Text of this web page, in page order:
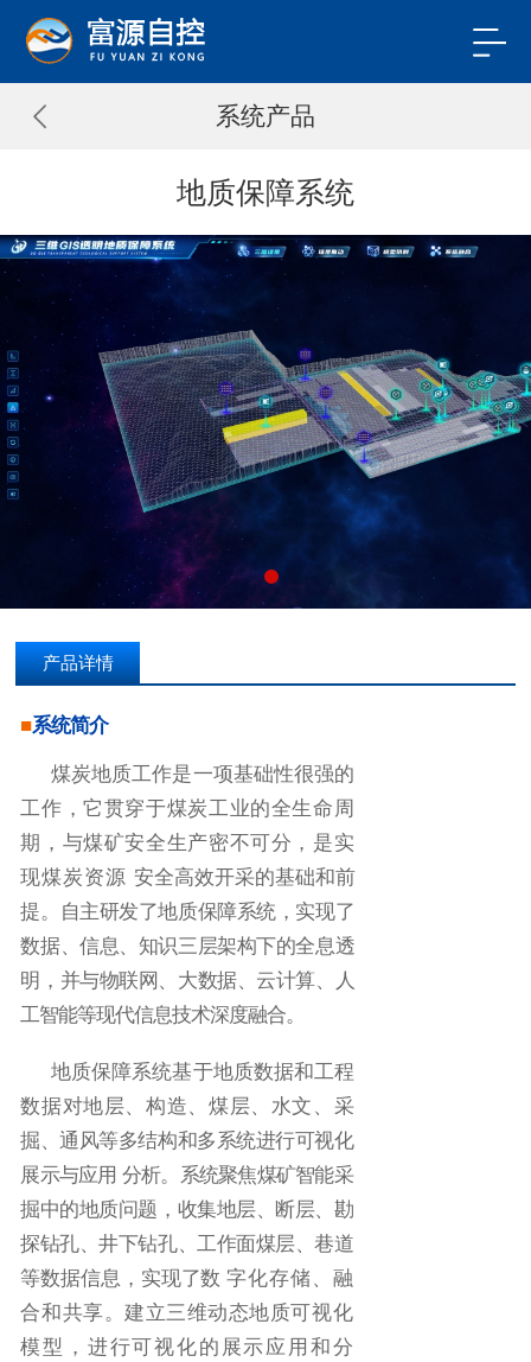
系统产品
地质保障系统
产品详情
■系统简介
煤炭地质工作是一项基础性很强的
工作，它贯穿于煤炭工业的全生命周
期，与煤矿安全生产密不可分，是实
现煤炭资源 安全高效开采的基础和前
提。自主研发了地质保障系统，实现了
数据、信息、知识三层架构下的全息透
明，并与物联网、大数据、云计算、人
工智能等现代信息技术深度融合。
地质保障系统基于地质数据和工程
数据对地层、构造、煤层、水文、采
掘、通风等多结构和多系统进行可视化
展示与应用 分析。系统聚焦煤矿智能采
掘中的地质问题，收集地层、断层、勘
探钻孔、井下钻孔、工作面煤层、巷道
等数据信息，实现了数 字化存储、融
合和共享。建立三维动态地质可视化
模型，进行可视化的展示应用和分